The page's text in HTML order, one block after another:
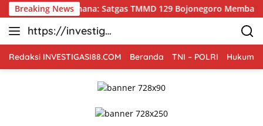
Langsung
ke
konten
Breaking News
Satgas TMMD 129 Bojonegoro Membangun Kesadaran
https://investiga
si88.com
Redaksi INVESTIGASI88.COM Beranda TNI – POLRI Hukum